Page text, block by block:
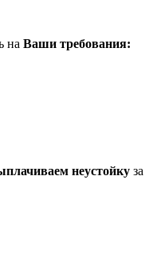
на Ваши требования:
неустойку за